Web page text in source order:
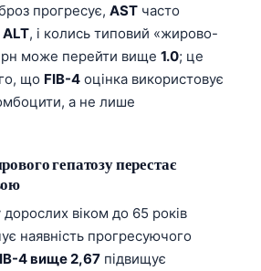
прогресує, AST часто
ALT, і колись типовий «жирово-
може перейти вище 1.0; це
що FIB-4 оцінка використовує
а не лише
гепатозу перестає
дорослих віком до 65 років
наявність прогресуючого
4 вище 2,67 підвищує